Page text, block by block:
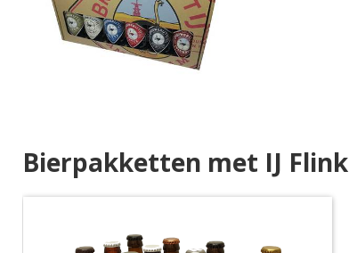
Bierpakketten met IJ Flink